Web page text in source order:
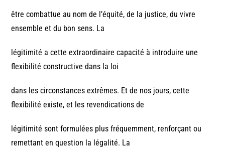
être combattue au nom de l’équité, de la justice, du vivre
ensemble et du bon sens. La
légitimité a cette extraordinaire capacité à introduire une
flexibilité constructive dans la loi
dans les circonstances extrêmes. Et de nos jours, cette
flexibilité existe, et les revendications de
légitimité sont formulées plus fréquemment, renforçant ou
remettant en question la légalité. La